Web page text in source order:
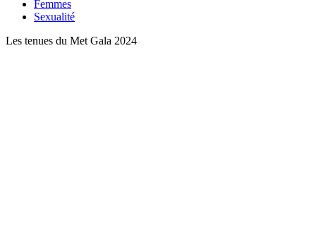
Femmes
Sexualité
Les tenues du Met Gala 2024